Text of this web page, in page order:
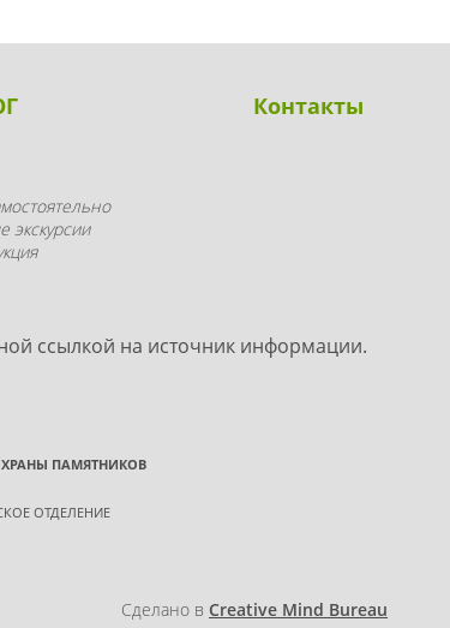
экскурсии
Контакты
ссылкой на источник информации.
ПАМЯТНИКОВ
ОТДЕЛЕНИЕ
Сделано в Creative Mind Bureau